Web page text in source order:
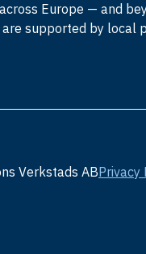
Europe — and
are supported by local
Verkstads ABPrivacy